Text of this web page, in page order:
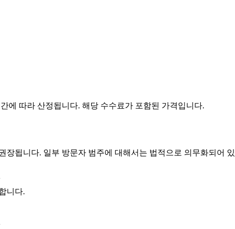
에 따라 산정됩니다. 해당 수수료가 포함된 가격입니다.
됩니다. 일부 방문자 범주에 대해서는 법적으로 의무화되어
니다.